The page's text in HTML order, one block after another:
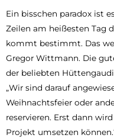
Ein bisschen paradox ist
Zeilen am heißesten Tag
kommt bestimmt. Das
Gregor Wittmann. Die
der beliebten Hüttengaudi
„Wir sind darauf
Weihnachtsfeier oder
reservieren. Erst dann
Projekt umsetzen